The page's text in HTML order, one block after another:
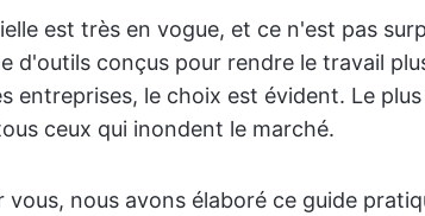
est très en vogue, et ce n'est pas
d'outils conçus pour rendre le travail
entreprises, le choix est évident. Le
ceux qui inondent le marché.
vous, nous avons élaboré ce guide